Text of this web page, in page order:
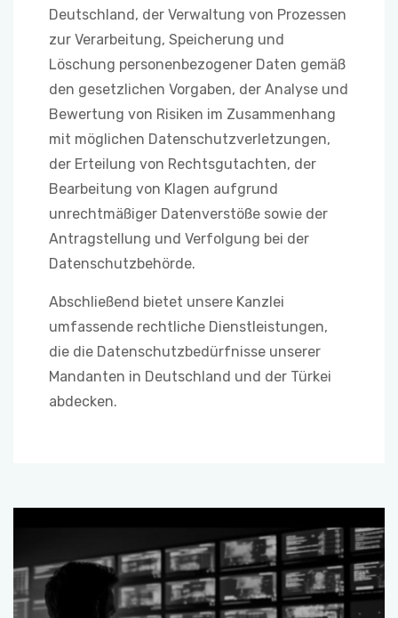
Deutschland, der Verwaltung von Prozessen
zur Verarbeitung, Speicherung und
Löschung personenbezogener Daten gemäß
den gesetzlichen Vorgaben, der Analyse und
Bewertung von Risiken im Zusammenhang
mit möglichen Datenschutzverletzungen,
der Erteilung von Rechtsgutachten, der
Bearbeitung von Klagen aufgrund
unrechtmäßiger Datenverstöße sowie der
Antragstellung und Verfolgung bei der
Datenschutzbehörde.
Abschließend bietet unsere Kanzlei
umfassende rechtliche Dienstleistungen,
die die Datenschutzbedürfnisse unserer
Mandanten in Deutschland und der Türkei
abdecken.